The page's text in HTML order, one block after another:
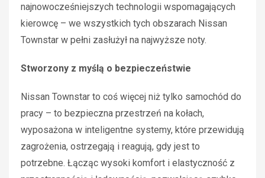
najnowocześniejszych technologii wspomagających
kierowcę – we wszystkich tych obszarach Nissan
Townstar w pełni zasłużył na najwyższe noty.
Stworzony z myślą o bezpieczeństwie
Nissan Townstar to coś więcej niż tylko samochód do
pracy – to bezpieczna przestrzeń na kołach,
wyposażona w inteligentne systemy, które przewidują
zagrożenia, ostrzegają i reagują, gdy jest to
potrzebne. Łącząc wysoki komfort i elastyczność z